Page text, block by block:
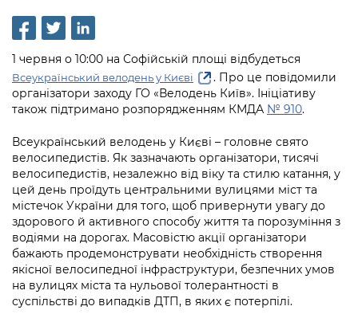
Проєкти розпоряджень, що
перебувають на погодженні КМВА
Рішення Київради
Графік роботи та прийому громадян
Вакансії
Статистика
Звернення громадян
Регуляторна діяльність
Освіта та навчальні заклади
Навколишнє середовище міста
Містобудування та земельні ділянки
Культура, спорт, дозвілля
Бізнес та ліцензування
Фінанси та бюджет
Безпека та правопорядок
Ритуальні послуги
Громадська експертиза
Консультації з громадськістю
Громадська рада
Петиції
Відкритий бюджет
Контактний центр
Допомога учасникам АТО
Рада з питань внутрішньо переміщених
осіб при Київській міській військовій
Інформація з обмеженим доступом
Подати запит онлайн
Проекти нормативно-правових та
інших актів
Нормативна база
Питання і відповіді про публічну
інформацію
Порядок оскарження рішень, дій чи
бездіяльності розпорядників інформації
Звіти про опрацювання запитів на
публічну інформацію
Медіагалерея
Підписатися на новини та анонси від
КМДА / Subscribe to announcements
from the KCSA
Accreditation process
Подати журналістський запит /
Submitting a media request
Зйомки в лікарнях в умовах воєнного
стану / Rules for media coverage of
hospitals at work under martial law
Контакти для медіа / Contacts for mass
media
Портал Послуг
1 червня о 10:00 на Софійській площі відбудеться
Всеукраїнський велодень у Києві
. Про це повідомили
організатори заходу ГО «Велодень Київ». Ініціативу
також підтримано розпорядженням КМДА № 910.
Всеукраїнський велодень у Києві – головне свято
велосипедистів. Як зазначають організатори, тисячі
велосипедистів, незалежно від віку та стилю катання, у
цей день проїдуть центральними вулицями міст та
містечок України для того, щоб привернути увагу до
здорового й активного способу життя та порозуміння з
водіями на дорогах. Масовістю акції організатори
бажають продемонструвати необхідність створення
якісної велосипедної інфраструктури, безпечних умов
на вулицях міста та нульової толерантності в
суспільстві до випадків ДТП, в яких є потерпілі.